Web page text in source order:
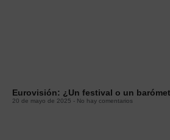
Eurovisión: ¿Un festival o un
20 de mayo de 2025 No hay comentarios